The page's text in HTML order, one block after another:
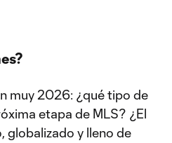
muy 2026: ¿qué tipo de
etapa de MLS? ¿El
globalizado y lleno de